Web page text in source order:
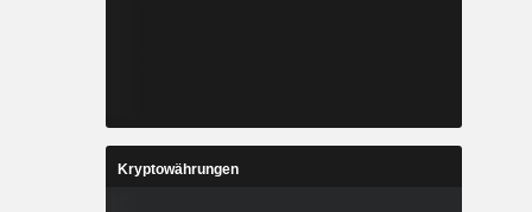
Kryptowährungen